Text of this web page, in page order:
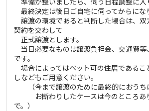
最終決定は後日ご自宅に伺ってからにな
譲渡の環境であると判断した場合は、双
契約を交わして
正式譲渡とします。
当日必要なものは譲渡負担金、交通費等
です。
場合によってはペット可の住居であるこ
しなどもご用意ください。
（今まで譲渡のために最終的におうち
お断わりしたケースは今のところあ
で。）